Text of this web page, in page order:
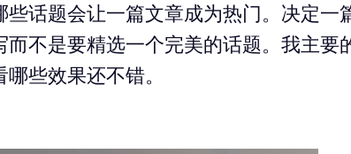
话题会让一篇文章成为热门。决定一
不是要精选一个完美的话题。我主要
些效果还不错。